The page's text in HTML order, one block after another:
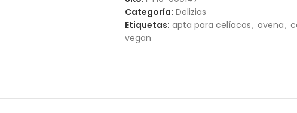
Categoría: Delizias
Etiquetas: apta para celíacos, avena,
vegan